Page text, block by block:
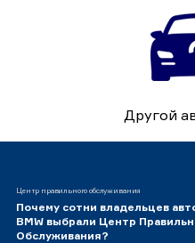
Другой
Центр правильного обслуживания
Почему сотни владельцев
BMW выбрали Центр
Обслуживания?